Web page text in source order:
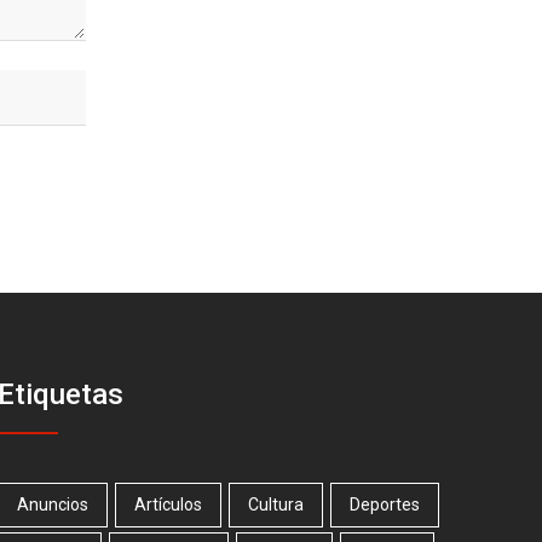
Etiquetas
Anuncios Artículos Cultura Deportes